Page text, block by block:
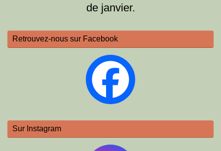
de janvier.
Retrouvez-nous sur Facebook
Sur Instagram